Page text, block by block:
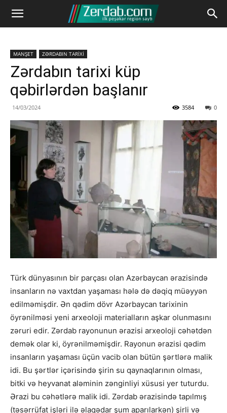
MANŞET ZƏRDABIN TARİXİ
Zərdabın tarixi küp
qəbirlərdən başlanır
14/03/2024 0
3584
Türk dünyasının bir parçası olan Azərbaycan ərazisində
insanların nə vaxtdan yaşaması hələ də dəqiq müəyyən
edilməmişdir. Ən qədim dövr Azərbaycan tarixinin
öyrənilməsi yeni arxeoloji materialların aşkar olunmasını
zəruri edir. Zərdab rayonunun ərazisi arxeoloji cəhətdən
demək olar ki, öyrənilməmişdir. Rayonun ərazisi qədim
insanların yaşaması üçün vacib olan bütün şərtlərə malik
idi. Bu şərtlər içərisində şirin su qaynaqlarının olması,
bitki və heyvanat aləminin zənginliyi xüsusi yer tuturdu.
Ərazi bu cəhətlərə malik idi. Zərdab ərazisində tapılmış
(təsərrüfat işləri ilə əlaqədar şum aparılarkən) şirli və